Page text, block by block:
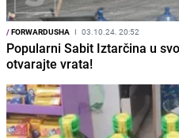
/FORWARDUSHA I 03.10.24. 20:52
Popularni Sabit Iztarčina u
otvarajte vrata!